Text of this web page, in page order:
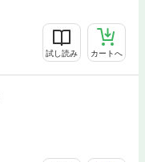
試し読み カートへ